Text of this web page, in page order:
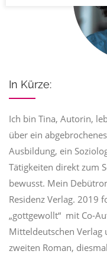
In Kürze:
Ich bin Tina, Autorin,
über ein
Ausbildung, ein
Tätigkeiten direkt zum
bewusst. Mein
Residenz Verlag. 2019
„gottgewollt“ mit Co-
Mitteldeutschen
zweiten Roman,